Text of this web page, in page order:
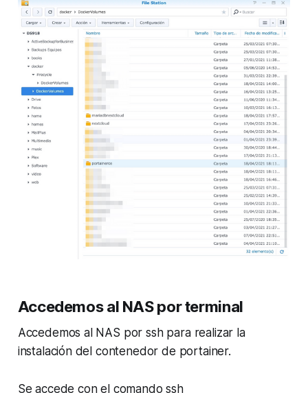
Accedemos al NAS por terminal
Accedemos al NAS por ssh para realizar la
instalación del contenedor de portainer.
Se accede con el comando ssh